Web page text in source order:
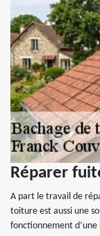
Réparer
A part le travail de
toiture est aussi une
fonctionnement d’une